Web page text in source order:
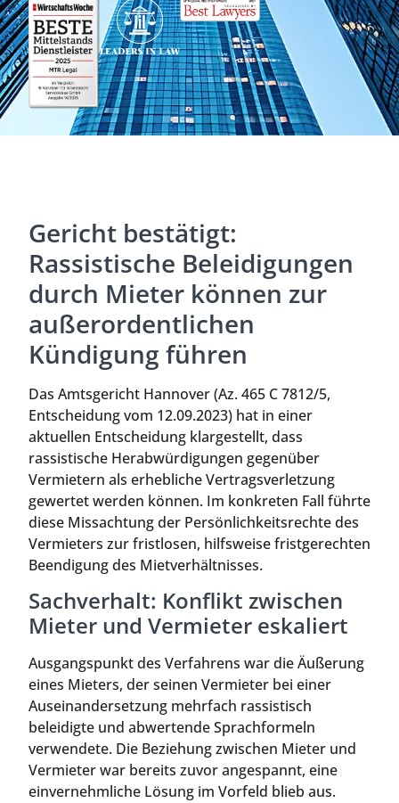
Gericht bestätigt:
Rassistische Beleidigungen
durch Mieter können zur
außerordentlichen
Kündigung führen
Das Amtsgericht Hannover (Az. 465 C 7812/5,
Entscheidung vom 12.09.2023) hat in einer
aktuellen Entscheidung klargestellt, dass
rassistische Herabwürdigungen gegenüber
Vermietern als erhebliche Vertragsverletzung
gewertet werden können. Im konkreten Fall führte
diese Missachtung der Persönlichkeitsrechte des
Vermieters zur fristlosen, hilfsweise fristgerechten
Beendigung des Mietverhältnisses.
Sachverhalt: Konflikt zwischen
Mieter und Vermieter eskaliert
Ausgangspunkt des Verfahrens war die Äußerung
eines Mieters, der seinen Vermieter bei einer
Auseinandersetzung mehrfach rassistisch
beleidigte und abwertende Sprachformeln
verwendete. Die Beziehung zwischen Mieter und
Vermieter war bereits zuvor angespannt, eine
einvernehmliche Lösung im Vorfeld blieb aus.